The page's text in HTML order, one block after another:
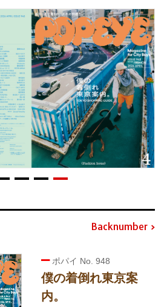
Backnumber
ポパイ No. 948
僕の着倒れ東京案
内。